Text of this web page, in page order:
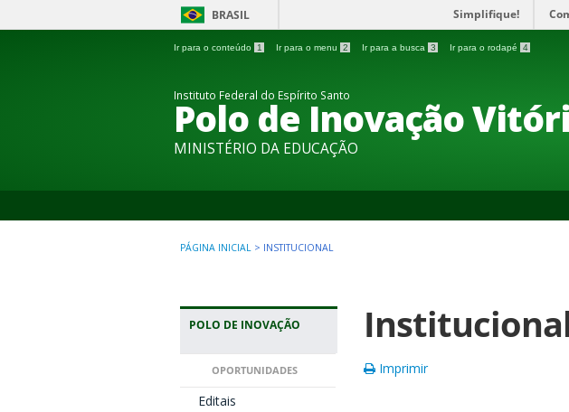
BRASIL Simplifique!
Ir para o conteúdo 1 Ir para o menu 2 Ir para a busca 3 Ir para o rodapé 4
Instituto Federal do Espírito Santo
Polo de Inovação
MINISTÉRIO DA EDUCAÇÃO
PÁGINA INICIAL > INSTITUCIONAL
POLO DE INOVAÇÃO
OPORTUNIDADES
Editais
Imprimir